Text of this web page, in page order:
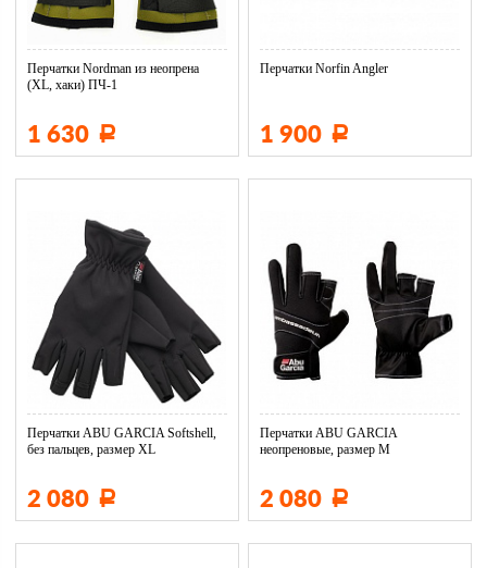
Перчатки Nordman из неопрена
(XL, хаки) ПЧ-1
1 630 Р
Перчатки Norfin Angler
1 900 Р
Перчатки ABU GARCIA Softshell,
без пальцев, размер XL
2 080 Р
Перчатки ABU GARCIA
неопреновые, размер М
2 080 Р